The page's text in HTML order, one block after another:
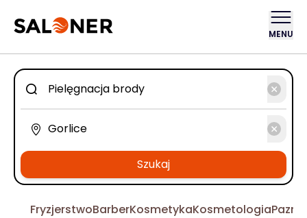
MENU
Szukaj
FryzjerstwoBarberKosmetykaKosmetologia